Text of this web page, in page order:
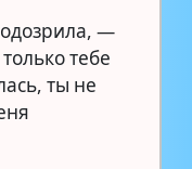
—
тебе
ты не